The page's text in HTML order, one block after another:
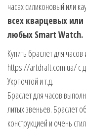
часах силиконовый или
всех кварцевых
любых Smart Watch.
Купить браслет для
https://artdraft.com.ua/ с
Укрпочтой и т.д.
Браслет для часов
литых звеньев. Браслет
конструкцией и очень